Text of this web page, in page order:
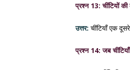
प्रश्न 13: चींटियों
उत्तर: चींटियाँ एक
प्रश्न 14: जब